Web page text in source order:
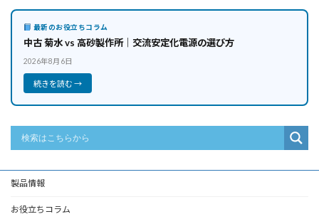
最新のお役立ちコラム
中古 菊水 vs 高砂製作所｜交流安定化電源の選び方
2026年8月6日
続きを読む →
製品情報
お役立ちコラム